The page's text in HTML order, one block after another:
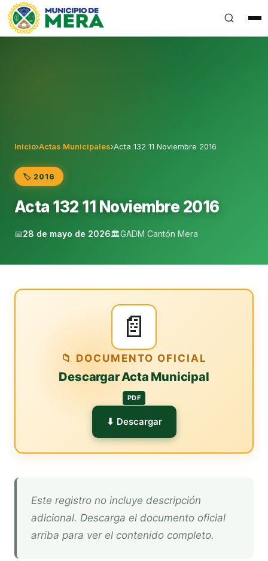
Gobierno Autónomo Descentralizado Municipal del
Inicio›Actas Municipales›Acta 132 11 Noviembre 2016
🏷️ 2016
Acta 132 11 Noviembre 2016
📅28 de mayo de 2026🏛️GADM Cantón Mera
📄
📁 DOCUMENTO OFICIAL
Descargar Acta Municipal
PDF
⬇ Descargar
Este registro no incluye descripción
adicional. Descarga el documento oficial
arriba para ver el contenido completo.